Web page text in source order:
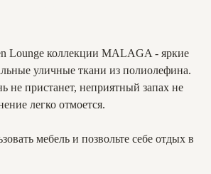
Lounge коллекции MALAGA - яркие
уличные ткани из полиолефина.
не пристанет, неприятный запах не
легко отмоется.
мебель и позвольте себе отдых в